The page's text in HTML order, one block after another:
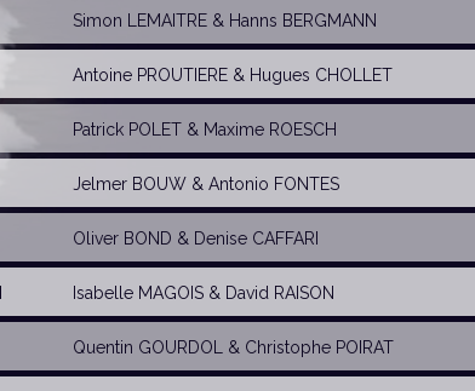
Simon LEMAITRE& Hanns BERGMANN
Antoine PROUTIERE& Hugues CHOLLET
Patrick POLET& Maxime ROESCH
Jelmer BOUW& Antonio FONTES
Oliver BOND & Denise CAFFARI
Isabelle MAGOIS& David RAISON
Quentin GOURDOL& Christophe POIRAT